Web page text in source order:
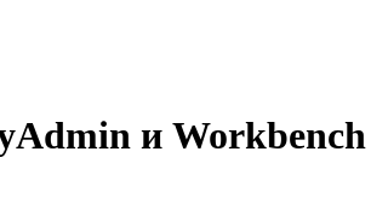
и Workbench